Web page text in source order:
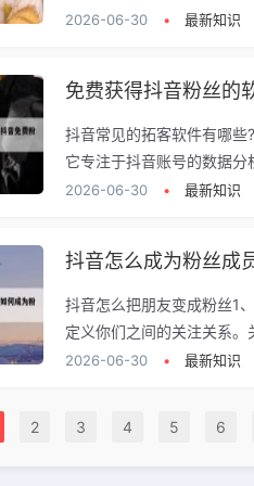
2026-06-30 • 最新知识
抖音常见的拓客软件有哪些
它专注于抖音账号的数据
2026-06-30 • 最新知识
抖音怎么成为粉丝成
抖音怎么把朋友变成粉丝1
定义你们之间的关注关系
2026-06-30 • 最新知识
2 3 4 5 6